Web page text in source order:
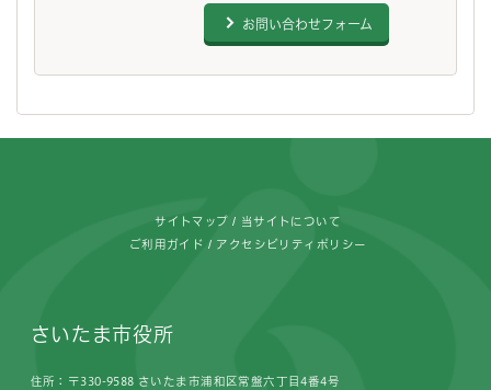
お問い合わせフォーム
サイトマップ 当サイトについて
ご利用ガイド アクセシビリティポリシー
さいたま市役所
住所：〒330-9588 さいたま市浦和区常盤六丁目4番4号